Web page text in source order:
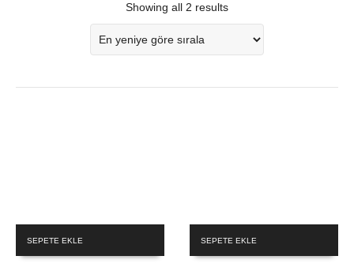
Showing all 2 results
SEPETE EKLE SEPETE EKLE